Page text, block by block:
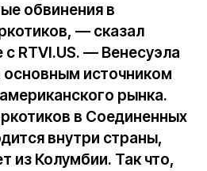
обвинения в
— сказал
RTVI.US. — Венесуэла
основным источником
рынка.
в Соединенных
внутри страны,
из Колумбии. Так что,